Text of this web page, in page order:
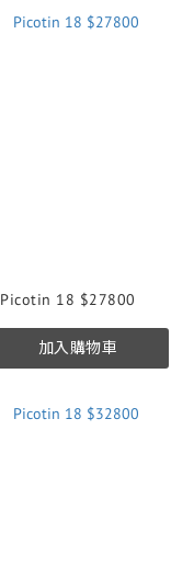
Picotin 18 $27800
加入購物車